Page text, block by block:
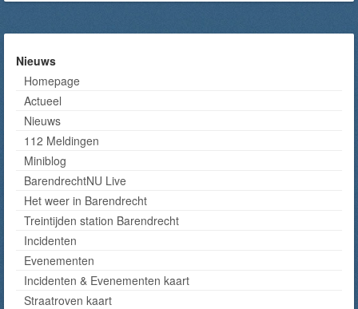
Nieuws
Homepage
Actueel
Nieuws
112 Meldingen
Miniblog
BarendrechtNU Live
Het weer in Barendrecht
Treintijden station Barendrecht
Incidenten
Evenementen
Incidenten & Evenementen kaart
Straatroven kaart